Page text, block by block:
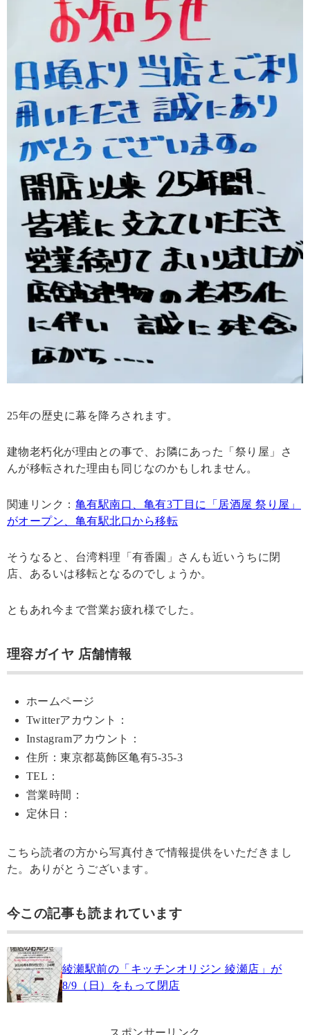
25年の歴史に幕を降ろされます。
建物老朽化が理由との事で、お隣にあった「祭り屋」さ
んが移転された理由も同じなのかもしれません。
関連リンク： 亀有駅南口、亀有3丁目に「居酒屋 祭り屋」
がオープン、亀有駅北口から移転
そうなると、台湾料理「有香園」さんも近いうちに閉
店、あるいは移転となるのでしょうか。
ともあれ今まで営業お疲れ様でした。
理容ガイヤ 店舗情報
ホームページ
Twitterアカウント：
Instagramアカウント：
住所：東京都葛飾区亀有5-35-3
TEL：
営業時間：
定休日：
こちら読者の方から写真付きで情報提供をいただきまし
た。ありがとうございます。
今この記事も読まれています
綾瀬駅前の「キッチンオリジン 綾瀬店」が
8/9（日）をもって閉店
スポンサーリンク